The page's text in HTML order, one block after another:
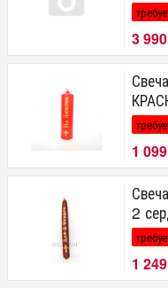
3 990
1 099
2
1 249